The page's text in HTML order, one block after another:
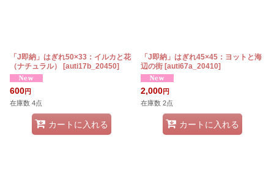
「J即納」はぎれ50×33：イルカと花
（ナチュラル）
[auti17b_20450]
600円
在庫数 4点
カートに入れる
「J即納」はぎれ45×45：ヨットと海
辺の街 [auti67a_20410]
2,000円
在庫数 2点
カートに入れる